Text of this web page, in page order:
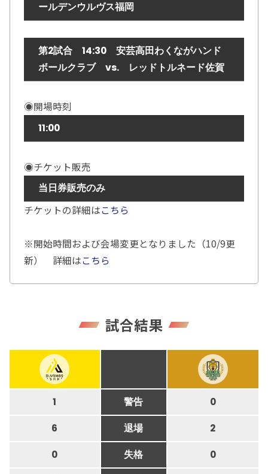
ールデンウルヴス福岡
第2試合 14:30 安芸高田わくながハンド
ボールクラブ vs. レッドトルネード佐賀
◉開場時刻
11:00
◉チケット販売
当日券販売のみ
チケットの詳細はこちら
※開始時間および会場変更となりました（10/9更
新） 詳細はこちら
試合結果
1 警告 0
6 退場 2
0 失格 0